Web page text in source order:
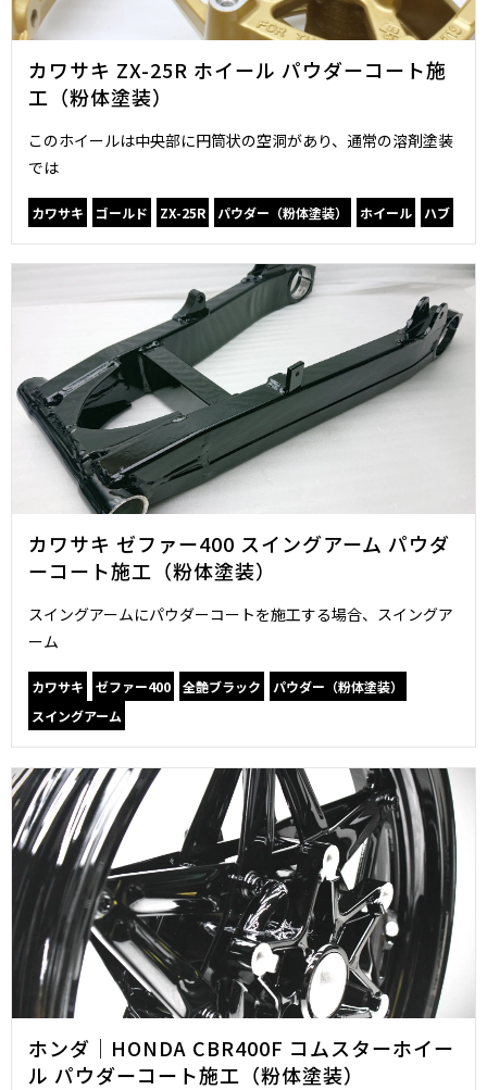
カワサキ ZX-25R ホイール パウダーコート施
工（粉体塗装）
このホイールは中央部に円筒状の空洞があり、通常の溶剤塗装
では
カワサキ ゴールド ZX-25R パウダー（粉体塗装） ホイール ハブ
カワサキ ゼファー400 スイングアーム パウダ
ーコート施工（粉体塗装）
スイングアームにパウダーコートを施工する場合、スイングア
ーム
カワサキ ゼファー400 全艶ブラック
パウダー（粉体塗装）
スイングアーム
ホンダ｜HONDA CBR400F コムスターホイー
ル パウダーコート施工（粉体塗装）